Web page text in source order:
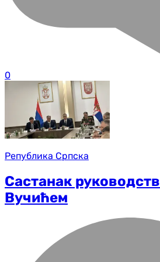
0
Република Српска
Састанак
Вучићем